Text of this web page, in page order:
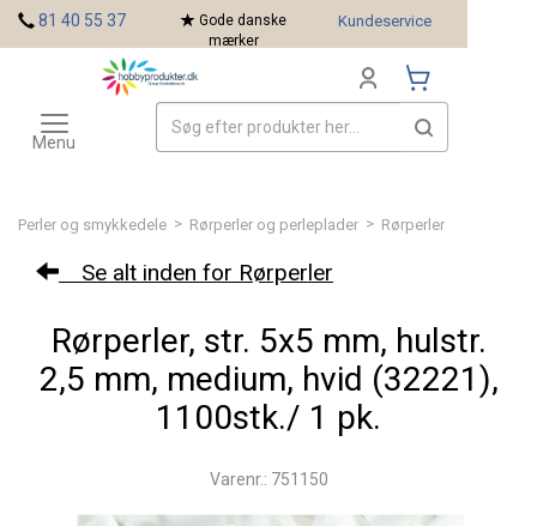
Perler og smykkedele > Rørperler og perleplader > Rørperler
Se alt inden for Rørperler
Rørperler, str. 5x5 mm, hulstr.
2,5 mm, medium, hvid (32221),
1100stk./ 1 pk.
Varenr.: 751150
81 40 55 37
Gode danske
mærker
Kundeservice
Toggle
navigation
Menu
Mærker